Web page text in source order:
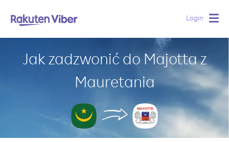
Login
Jak zadzwonić do Majotta z
Mauretania